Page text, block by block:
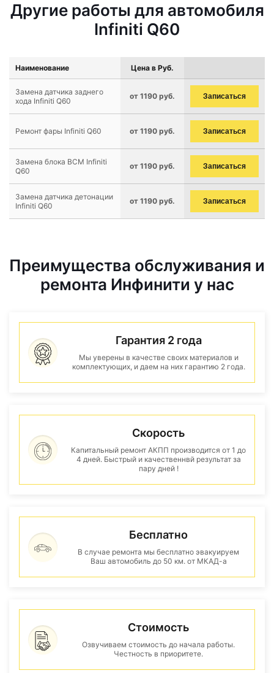
Другие работы для автомобиля
Infiniti Q60
Наименование Цена в Руб.
Замена датчика заднего
хода Infiniti Q60
от 1190 руб. Записаться
Ремонт фары Infiniti Q60 от 1190 руб. Записаться
Замена блока BCM Infiniti
Q60
от 1190 руб. Записаться
Замена датчика детонации
Infiniti Q60
от 1190 руб. Записаться
Преимущества обслуживания и
ремонта Инфинити у нас
Гарантия 2 года
Мы уверены в качестве своих материалов и
комплектующих, и даем на них гарантию 2 года.
Скорость
Капитальный ремонт АКПП производится от 1 до
4 дней. Быстрый и качественнвй результат за
пару дней !
Бесплатно
В случае ремонта мы бесплатно эвакуируем
Ваш автомобиль до 50 км. от МКАД-а
Стоимость
Озвучиваем стоимость до начала работы.
Честность в приоритете.